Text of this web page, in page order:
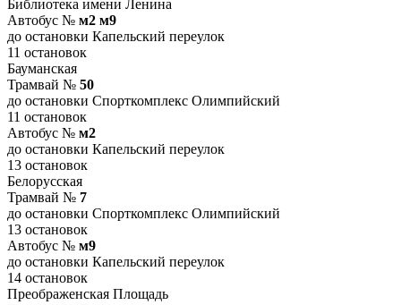
Библиотека имени Ленина
Автобус № м2 м9
до остановки Капельский переулок
11 остановок
Бауманская
Трамвай № 50
до остановки Спорткомплекс Олимпийский
11 остановок
Автобус № м2
до остановки Капельский переулок
13 остановок
Белорусская
Трамвай № 7
до остановки Спорткомплекс Олимпийский
13 остановок
Автобус № м9
до остановки Капельский переулок
14 остановок
Преображенская Площадь